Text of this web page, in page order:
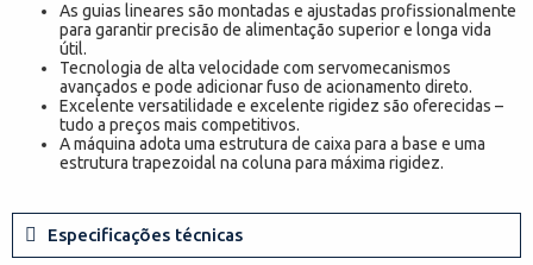
As guias lineares são montadas e ajustadas profissionalmente
para garantir precisão de alimentação superior e longa vida
útil.
Tecnologia de alta velocidade com servomecanismos
avançados e pode adicionar fuso de acionamento direto.
Excelente versatilidade e excelente rigidez são oferecidas –
tudo a preços mais competitivos.
A máquina adota uma estrutura de caixa para a base e uma
estrutura trapezoidal na coluna para máxima rigidez.
Especificações técnicas